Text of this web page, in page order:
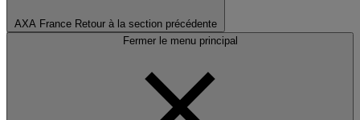
AXA France Retour à la section précédente
Fermer le menu principal